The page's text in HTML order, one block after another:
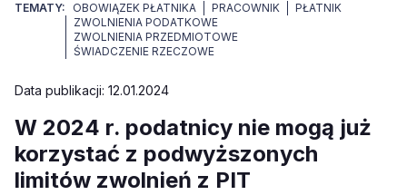
TEMATY: OBOWIĄZEK PŁATNIKA PRACOWNIK
PŁATNIK
ZWOLNIENIA PODATKOWE
ZWOLNIENIA PRZEDMIOTOWE
ŚWIADCZENIE RZECZOWE
Data publikacji: 12.01.2024
W 2024 r. podatnicy nie mogą już
korzystać z podwyższonych
limitów zwolnień z PIT